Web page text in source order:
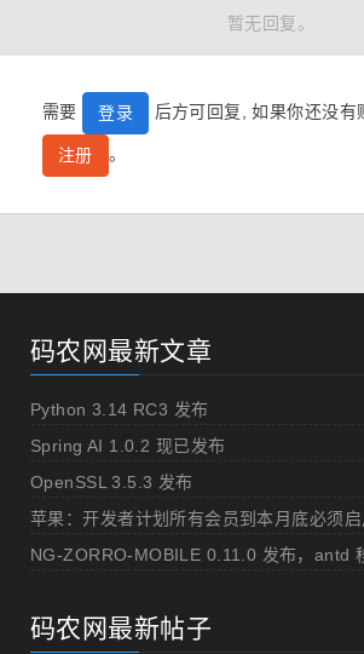
暂无回复。
需要 登录 后方可回复, 如果你还没有
注册 。
码农网最新文章
Python 3.14 RC3 发布
Spring AI 1.0.2 现已发布
OpenSSL 3.5.3 发布
苹果：开发者计划所有会员到本月底必须
码农网最新帖子